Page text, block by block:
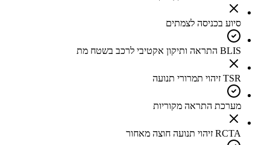
סיוע בכניסה לצמתים
BLIS התראה ותיקון אקטיבי לרכב בשטח מת
TSR זיהוי תמרורי תנועה
מערכת התראה מקוריות
RCTA זיהוי תנועה חוצה מאחור